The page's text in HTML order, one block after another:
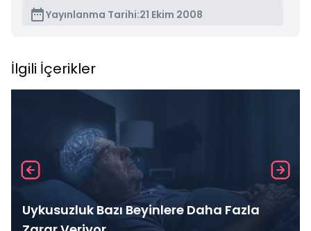
Yayınlanma Tarihi:21 Ekim 2008
İlgili İçerikler
Uykusuzluk Bazı Beyinlere Daha Fazla